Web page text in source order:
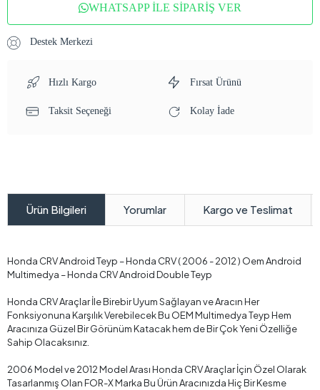
WHATSAPP İLE SİPARİŞ VER
Destek Merkezi
Hızlı Kargo Fırsat Ürünü
Taksit Seçeneği Kolay İade
Ürün Bilgileri Yorumlar Kargo ve Teslimat
Honda CRV Android Teyp – Honda CRV ( 2006 - 2012 ) Oem Android
Multimedya – Honda CRV Android Double Teyp
Honda CRV Araçlar İle Birebir Uyum Sağlayan ve Aracın Her
Fonksiyonuna Karşılık Verebilecek Bu OEM Multimedya Teyp Hem
Aracınıza Güzel Bir Görünüm Katacak hem de Bir Çok Yeni Özelliğe
Sahip Olacaksınız.
2006 Model ve 2012 Model Arası Honda CRV Araçlar İçin Özel Olarak
Tasarlanmış Olan FOR-X Marka Bu Ürün Aracınızda Hiç Bir Kesme